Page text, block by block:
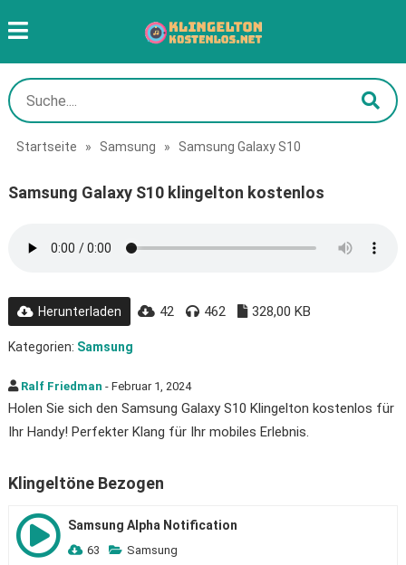
Startseite » Samsung » Samsung Galaxy S10
Samsung Galaxy S10 klingelton kostenlos
Herunterladen 42 462 328,00 KB
Kategorien: Samsung
Ralf Friedman - Februar 1, 2024
Holen Sie sich den Samsung Galaxy S10 Klingelton kostenlos für
Ihr Handy! Perfekter Klang für Ihr mobiles Erlebnis.
Klingeltöne Bezogen
Samsung Alpha Notification
63 Samsung